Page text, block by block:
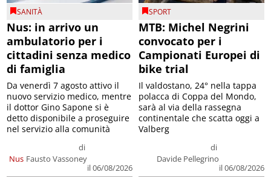
SANITÀ
Nus: in arrivo un
ambulatorio per i
cittadini senza medico
di famiglia
Nus
di
Fausto Vassoney
il 06/08/2026
Da venerdì 7 agosto attivo il
nuovo servizio medico, mentre
il dottor Gino Sapone si è
detto disponibile a proseguire
nel servizio alla comunità
SPORT
MTB: Michel Negrini
convocato per i
Campionati Europei di
bike trial
di
Davide Pellegrino
il 06/08/2026
Il valdostano, 24° nella tappa
polacca di Coppa del Mondo,
sarà al via della rassegna
continentale che scatta oggi a
Valberg